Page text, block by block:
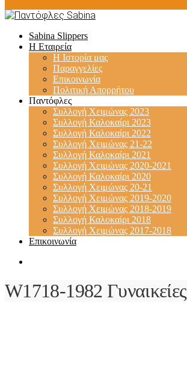
Sabina Slippers
Η Εταιρεία
Η Ιστορία μας
Παραγγελίες
Επικοινωνία
Πολιτική Απορρήτου
Παντόφλες
Συλλογή Χειμώνας 2023
Συλλογή Καλοκαίρι 2023
Συλλογή Καλοκαίρι 2022
Συλλογή Χειμώνας 21-22
Συλλογή Καλοκαίρι 2021
Συλλογή Χειμώνας 2020-2021
Συλλογή Καλοκαίρι 2020
Συλλογή Χειμώνας 20-21
Συλλογή Χειμώνας 2019-2020
Συλλογή Χειμώνας 2018-2019
Συλλογή Καλοκαίρι 2018
Συλλογή Χειμώνας 2017-2018
Επικοινωνία
W1718-1982 Γυναικείες